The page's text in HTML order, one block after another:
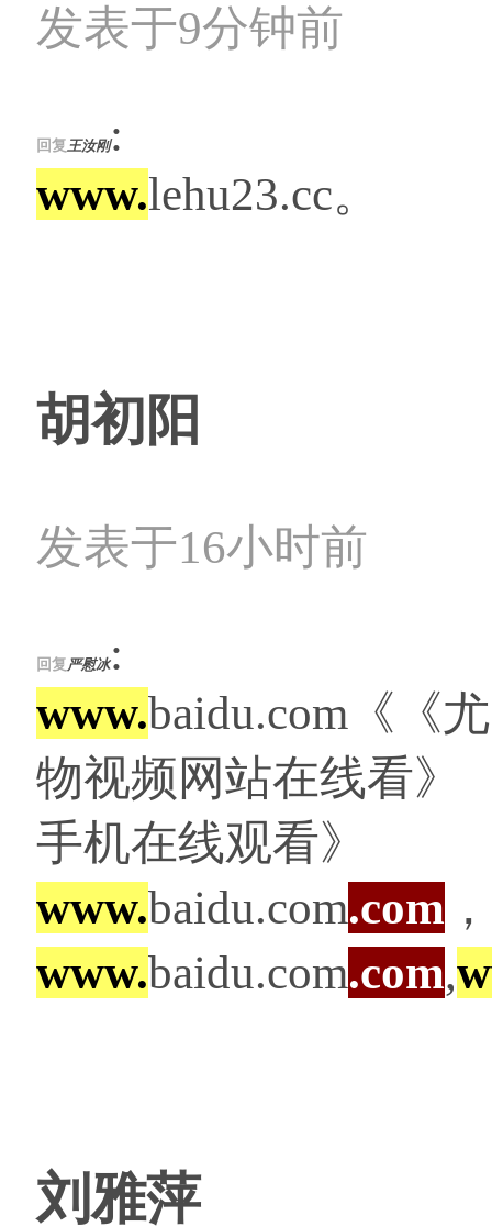
发表于9分钟前
回复 王汝刚:
www.lehu23.cc。
胡初阳
发表于16小时前
回复 严慰冰:
www.baidu.com《《尤
物视频网站在线看》
手机在线观看》
www.baidu.com.com ，
www.baidu.com.com,
刘雅萍